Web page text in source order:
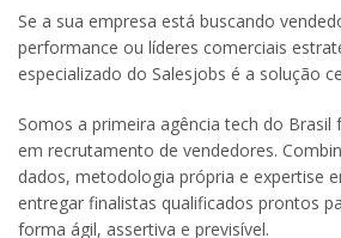
Se a sua empresa está buscando
performance ou líderes comerciais
especializado do Salesjobs é a solução
Somos a primeira agência tech do Brasil
em recrutamento de vendedores.
dados, metodologia própria e expertise
entregar finalistas qualificados prontos
forma ágil, assertiva e previsível.